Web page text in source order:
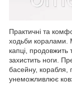
Практичні та
ходьби коралами.
капці, продовжить
захистить ноги.
басейну, корабля,
унеможливлює